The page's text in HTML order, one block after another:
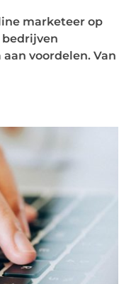
marketeer op
voordelen. Van